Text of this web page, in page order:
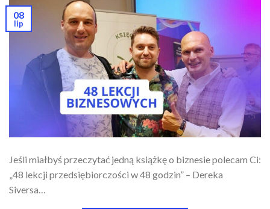
08
lip
Jeśli miałbyś przeczytać jedną książkę o biznesie polecam Ci:
„48 lekcji przedsiębiorczości w 48 godzin” – Dereka
Siversa…